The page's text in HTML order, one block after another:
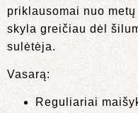
priklausomai nuo
skyla greičiau dėl
sulėtėja.
Vasarą:
Reguliariai